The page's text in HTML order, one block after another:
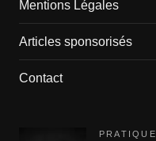
Mentions Légales
Articles sponsorisés
Contact
PRATIQUE